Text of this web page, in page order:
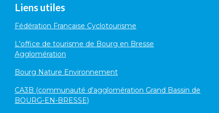
Liens utiles
Fédération Française Cyclotourisme
L'office de tourisme de Bourg en Bresse
Agglomération
Bourg Nature Environnement
CA3B (communauté d'agglomération Grand Bassin de
BOURG-EN-BRESSE)